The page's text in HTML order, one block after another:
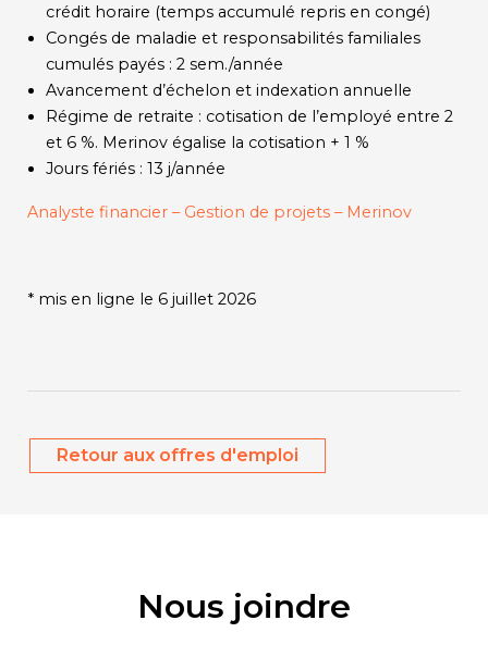
crédit horaire (temps accumulé repris en congé)
Congés de maladie et responsabilités familiales
cumulés payés : 2 sem./année
Avancement d’échelon et indexation annuelle
Régime de retraite : cotisation de l’employé entre 2
et 6 %. Merinov égalise la cotisation + 1 %
Jours fériés : 13 j/année
Analyste financier – Gestion de projets – Merinov
* mis en ligne le 6 juillet 2026
Retour aux offres d'emploi
Nous joindre